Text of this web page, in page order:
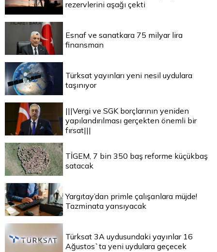
rezervlerini aşağı çekti
Esnaf ve sanatkara 75 milyar lira
finansman
Türksat yayınları yeni nesil uydulara
taşınıyor
|||Vergi ve SGK borçlarının yeniden
yapılandırılması gerçekten önemli bir
fırsat|||
TİGEM, 7 bin 350 baş reforme küçükbaş
satacak
Yargıtay’dan primle çalışanlara müjde!
Tazminata yansıyacak
Türksat 3A uydusundaki yayınlar 16
Ağustos`ta yeni uydulara geçecek